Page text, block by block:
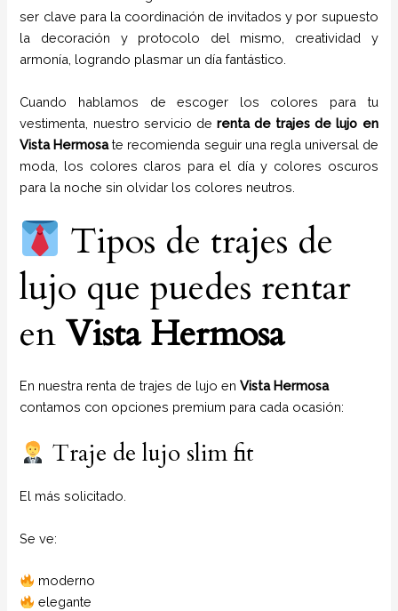
ser clave para la coordinación de invitados y por supuesto
la decoración y protocolo del mismo, creatividad y
armonía, logrando plasmar un día fantástico.
Cuando hablamos de escoger los colores para tu
vestimenta, nuestro servicio de renta de trajes de lujo en
Vista Hermosate recomienda seguir una regla universal de
moda, los colores claros para el día y colores oscuros
para la noche sin olvidar los colores neutros.
Tipos de trajes de
lujo que puedes rentar
enVista Hermosa
En nuestra renta de trajes de lujo enVista Hermosa
contamos con opciones premium para cada ocasión:
Traje de lujo slim fit
El más solicitado.
Se ve:
moderno
elegante